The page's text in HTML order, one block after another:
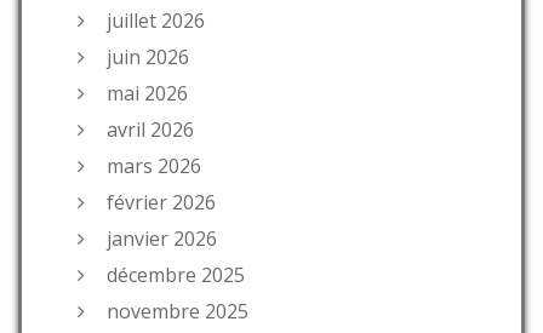
juillet 2026
juin 2026
mai 2026
avril 2026
mars 2026
février 2026
janvier 2026
décembre 2025
novembre 2025